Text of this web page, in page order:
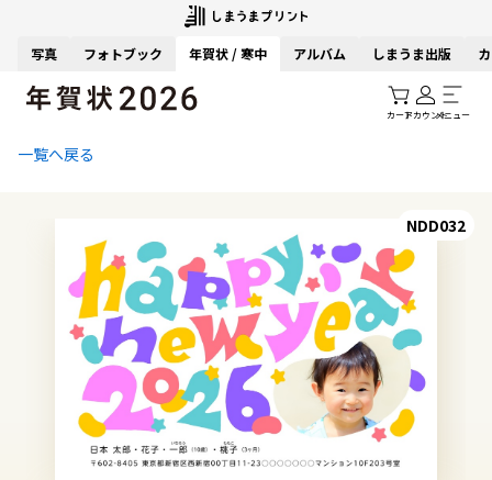
写真 フォトブック 年賀状 / 寒中 アルバム しまうま出版
カートアカウントメニュー
一覧へ戻る
NDD032